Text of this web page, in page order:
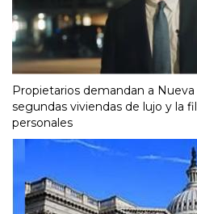
Propietarios demandan a
segundas viviendas de lujo y la
personales